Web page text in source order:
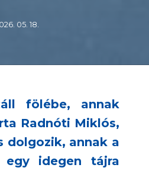
05. 18.
fölébe, annak
Radnóti Miklós,
dolgozik, annak a
egy idegen tájra